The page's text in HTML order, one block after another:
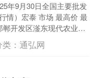
年9月30日全国主要批发
情）宏泰 市场 最高价 最
郸开发区滏东现代农业管
2.00 2.20....
类：通弘网